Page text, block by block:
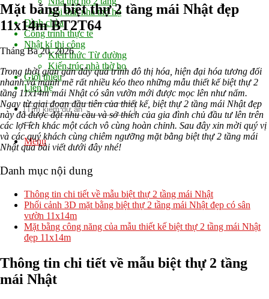
Nội thất nhà thờ họ
Đình chùa
Công trình thực tế
Nhật kí thi công
Kiến thức Từ đường
Kiến trúc nhà thờ họ
Giới thiệu
Liên hệ
Menu
Mặt bằng biệt thự 2 tầng mái Nhật đẹp
11x14m BT2T64
Tháng Ba 20, 2026
Trong thời gian gần đây quá trình đô thị hóa, hiện đại hóa tương đối
nhanh và mạnh mẽ rất nhiều kéo theo những mẫu thiết kế biệt thự 2
tầng 11x14m mái Nhật có sân vườn mới được mọc lên như nấm.
Ngay từ giai đoạn đầu tiên của thiết kế, biệt thự 2 tầng mái Nhật đẹp
này đã được đặt nhu cầu và sở thích của gia đình chủ đầu tư lên trên
các lợi ích khác một cách vô cùng hoàn chỉnh. Sau đây xin mời quý vị
và các quý khách cùng chiêm ngưỡng mặt bằng biệt thự 2 tầng mái
Nhật qua bài viết dưới đây nhé!
Danh mục nội dung
Thông tin chi tiết về mẫu biệt thự 2 tầng mái Nhật
Phối cảnh 3D mặt bằng biệt thự 2 tầng mái Nhật đẹp có sân
vườn 11x14m
Mặt bằng công năng của mẫu thiết kế biệt thự 2 tầng mái Nhật
đẹp 11x14m
Thông tin chi tiết về mẫu biệt thự 2 tầng
mái Nhật